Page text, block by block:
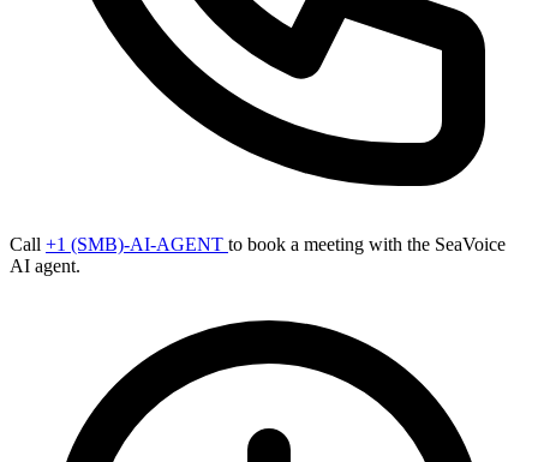
Call +1 (SMB)-AI-AGENT to book a meeting with the SeaVoice
AI agent.